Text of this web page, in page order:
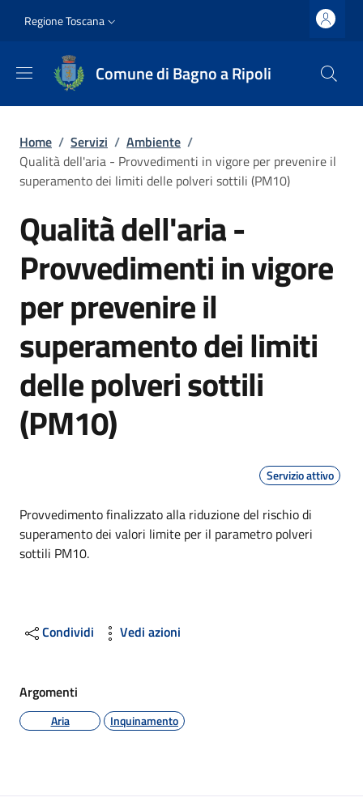
Slim top
Regione Toscana
Comune di Bagno a Ripoli
Briciole di pane
Home / Servizi / Ambiente /
Qualità dell'aria - Provvedimenti in vigore per prevenire il
superamento dei limiti delle polveri sottili (PM10)
Qualità dell'aria -
Provvedimenti in vigore
per prevenire il
superamento dei limiti
delle polveri sottili
(PM10)
Servizio attivo
Dettagli
Provvedimento finalizzato alla riduzione del rischio di
superamento dei valori limite per il parametro polveri
sottili PM10.
Condividi Vedi azioni
Argomenti
Aria Inquinamento